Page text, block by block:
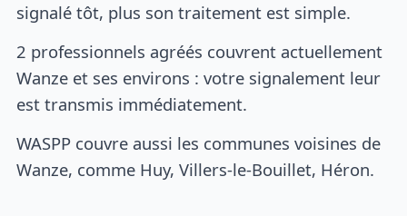
signalé tôt, plus son traitement est simple.
2 professionnels agréés couvrent actuellement
Wanze et ses environs : votre signalement leur
est transmis immédiatement.
WASPP couvre aussi les communes voisines de
Wanze, comme Huy, Villers-le-Bouillet, Héron.